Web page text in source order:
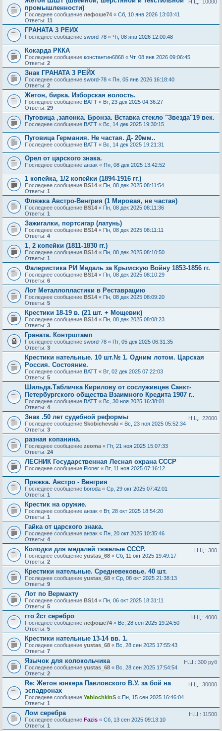
Н.Ц.: 10000
промышленности)
Последнее сообщение лефоше74 « Сб, 10 янв 2026 13:03:41
Ответы: 11
ГРАНАТА 3 РЕИХ
Последнее сообщение sword-78 « Чт, 08 янв 2026 12:00:48
Кокарда РККА
Последнее сообщение константин6868 « Чт, 08 янв 2026 09:06:45
Ответы: 2
Знак ГРАНАТА 3 РЕЙХ
Последнее сообщение sword-78 « Пн, 05 янв 2026 16:18:40
Ответы: 2
Жетон, бирка. Изборская волость.
Последнее сообщение BATT « Вт, 23 дек 2025 04:36:27
Ответы: 29
Пуговица ,запонка. Бронза. Вставка стекло "Звезда"19 век.
Последнее сообщение BATT « Вс, 14 дек 2025 19:30:15
Пуговица Германия. Не частая. Д- 20мм..
Последнее сообщение BATT « Вс, 14 дек 2025 19:21:31
Орел от царского знака.
Последнее сообщение анзак « Пн, 08 дек 2025 13:42:52
1 копейка, 1/2 копейки (1894-1916 гг.)
Последнее сообщение BS14 « Пн, 08 дек 2025 08:11:54
Ответы: 1
Фляжка Австро-Венгрия (1 Мировая, не частая)
Последнее сообщение BS14 « Пн, 08 дек 2025 08:11:36
Ответы: 1
Зажигалки, портсигар (латунь)
Последнее сообщение BS14 « Пн, 08 дек 2025 08:11:11
Ответы: 4
1, 2 копейки (1811-1830 гг.)
Последнее сообщение BS14 « Пн, 08 дек 2025 08:10:50
Ответы: 1
Фалеристика РИ Медаль за Крымскую Войну 1853-1856 гг.
Последнее сообщение BS14 « Пн, 08 дек 2025 08:10:29
Ответы: 6
Лот Металлопластики в Реставрацию
Последнее сообщение BS14 « Пн, 08 дек 2025 08:09:20
Ответы: 5
Крестики 18-19 в. (21 шт. + Мощевик)
Последнее сообщение BS14 « Пн, 08 дек 2025 08:08:23
Ответы: 3
Граната. Контрштамп
Последнее сообщение sword-78 « Пт, 05 дек 2025 06:31:35
Ответы: 3
Крестики нательные. 10 шт.№ 1. Одним лотом. Царская
Россия. Состояние.
Последнее сообщение BATT « Вт, 02 дек 2025 07:22:03
Ответы: 5
Шильда.Табличка Кирилову от сослуживцев Санкт-
Петербургского общества Взаимного Кредита 1907 г..
Последнее сообщение BATT « Вс, 30 ноя 2025 16:38:01
Ответы: 4
Н.Ц.: 22000
Знак .50 лет судебной реформы
Последнее сообщение Skobichevski « Вс, 23 ноя 2025 05:52:34
Ответы: 3
разная копанина.
Последнее сообщение zeoma « Пт, 21 ноя 2025 15:07:33
Ответы: 24
ЛЕСНИК Государственная Лесная охрана СССР
Последнее сообщение Pioner « Вт, 11 ноя 2025 07:16:12
Пряжка. Австро - Венгрия
Последнее сообщение boroda « Ср, 29 окт 2025 07:42:01
Ответы: 1
Крестик на оружие.
Последнее сообщение анзак « Вт, 28 окт 2025 18:54:20
Ответы: 1
Гайка от царского знака.
Последнее сообщение анзак « Пн, 20 окт 2025 10:35:46
Ответы: 4
Н.Ц.: 300
Колодки для медалей тяжелые СССР.
Последнее сообщение yustas_68 « Сб, 11 окт 2025 19:49:17
Ответы: 2
Крестики нательные. Средневековье. 40 шт.
Последнее сообщение yustas_68 « Ср, 08 окт 2025 21:38:13
Ответы: 9
Лот по Вермахту
Последнее сообщение BS14 « Пн, 06 окт 2025 18:31:11
Ответы: 5
Н.Ц.: 4000
гто 2ст серебро
Последнее сообщение лефоше74 « Вс, 28 сен 2025 19:24:50
Ответы: 5
Крестики нательные 13-14 вв. 1.
Последнее сообщение yustas_68 « Вс, 28 сен 2025 17:55:43
Ответы: 7
Н.Ц.: 300 руб
Язычок для колокольчика
Последнее сообщение yustas_68 « Вс, 28 сен 2025 17:54:54
Ответы: 2
Н.Ц.: 30000
Re: Жетон юнкера Павловского В.У. за бой на
эспадронах
Последнее сообщение YablochkinS « Пн, 15 сен 2025 16:46:04
Ответы: 1
Н.Ц.: 11500
Лом серебра
Последнее сообщение Fazis « Сб, 13 сен 2025 09:13:10
Ответы: 1